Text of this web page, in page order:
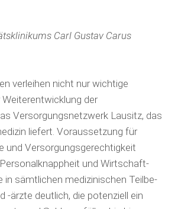
Carl Gustav Carus
verleihen nicht nur wichtige
der
Versorgungsnetzwerk Lausitz, das
liefert. Vor­aus­setzung für
und Versorgungs­gerechtig­keit
und Wirt­schaft­
in sämtlichen medizinischen Teilbe­
-ärzte deutlich, die potenziell ein